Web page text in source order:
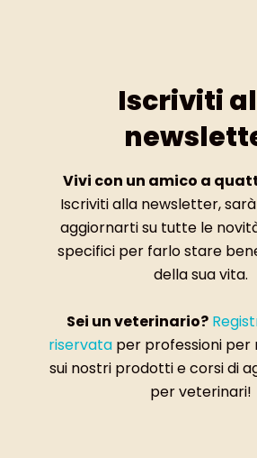
Iscriviti
Vivi con un amico a
Iscriviti alla newsletter,
aggiornarti su tutte le
specifici per farlo stare
della sua vita.
Sei un veterinario?
riservataper professioni per
sui nostri prodotti e corsi di
per veterinari!